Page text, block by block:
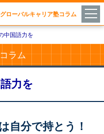
グローバルキャリア塾コラム
中国語力を
ラム
力を
自分で持とう！